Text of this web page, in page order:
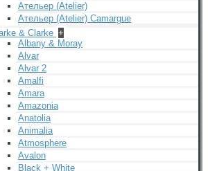
Ательер (Atelier)
Ательер (Atelier) Camargue
& Clarke +
Albany & Moray
Alvar
Alvar 2
Amalfi
Amara
Amazonia
Anatolia
Animalia
Atmosphere
Avalon
Black + White